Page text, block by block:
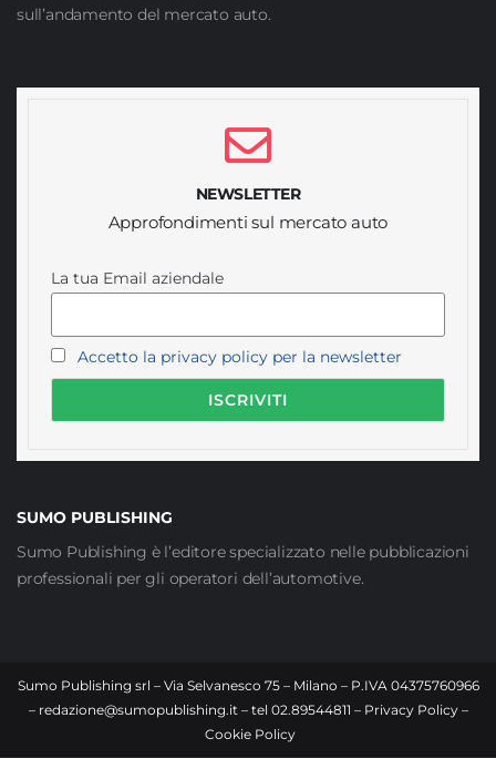
sull’andamento del mercato auto.
NEWSLETTER
Approfondimenti sul mercato auto
La tua Email aziendale
Accetto la privacy policy per la newsletter
SUMO PUBLISHING
Sumo Publishing è l’editore specializzato nelle pubblicazioni
professionali per gli operatori dell’automotive.
Sumo Publishing srl – Via Selvanesco 75 – Milano – P.IVA 04375760966
– redazione@sumopublishing.it– tel 02.89544811 – Privacy Policy–
Cookie Policy